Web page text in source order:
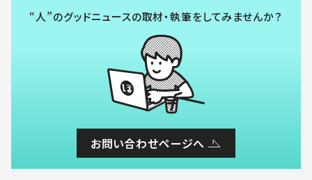
“人”のグッドニュースの取材・執筆をしてみませんか？
お問い合わせページへ